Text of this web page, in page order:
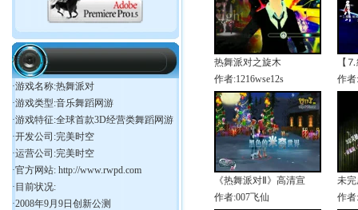
相关信息
·游戏名称:热舞派对
·游戏类型:音乐舞蹈网游
·游戏特征:全球首款3D经营类舞蹈网游
·开发公司:完美时空
·运营公司:完美时空
·官方网站: http://www.rwpd.com
·目前状况:
·2008年9月9日创新公测
热舞派对之旋木
作者:1216wse12s
【
作
《热舞派对Ⅱ》高清宣
作者:007飞仙
未
作者